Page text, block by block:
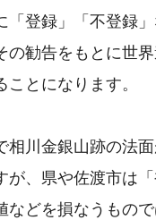
「登録」「不登録
の勧告をもとに世
とになります。
相川金銀山跡の法
が、県や佐渡市は
などを損なうもの